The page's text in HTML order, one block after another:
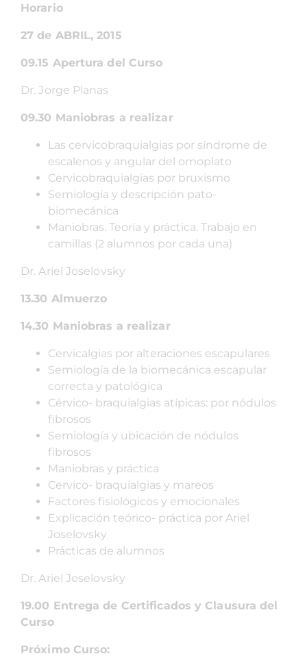
Horario
27 de ABRIL, 2015
09.15 Apertura del Curso
Dr. Jorge Planas
09.30 Maniobras a realizar
Las cervicobraquialgias por síndrome de
escalenos y angular del omoplato
Cervicobraquialgias por bruxismo
Semiología y descripción pato-
biomecánica
Maniobras. Teoría y práctica. Trabajo en
camillas (2 alumnos por cada una)
Dr. Ariel Joselovsky
13.30 Almuerzo
14.30 Maniobras a realizar
Cervicalgias por alteraciones escapulares
Semiología de la biomecánica escapular
correcta y patológica
Cérvico- braquialgias atípicas: por nódulos
fibrosos
Semiología y ubicación de nódulos
fibrosos
Maniobras y práctica
Cervico- braquialgias y mareos
Factores fisiológicos y emocionales
Explicación teórico- práctica por Ariel
Joselovsky
Prácticas de alumnos
Dr. Ariel Joselovsky
19.00 Entrega de Certificados y Clausura del
Curso
Próximo Curso: